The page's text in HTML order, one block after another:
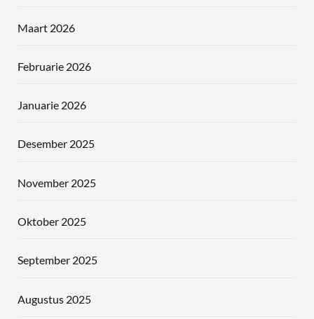
Maart 2026
Februarie 2026
Januarie 2026
Desember 2025
November 2025
Oktober 2025
September 2025
Augustus 2025